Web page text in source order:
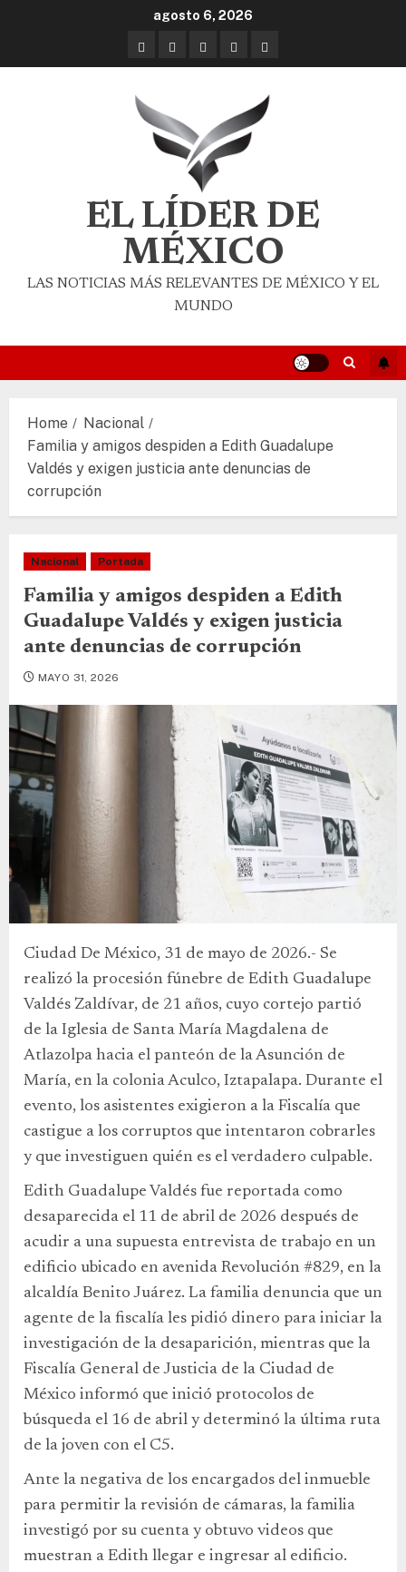
agosto 6, 2026
EL LÍDER DE
MÉXICO
LAS NOTICIAS MÁS RELEVANTES DE MÉXICO Y EL
MUNDO
Home
Nacional
Familia y amigos despiden a Edith Guadalupe
Valdés y exigen justicia ante denuncias de
corrupción
Nacional Portada
Familia y amigos despiden a Edith
Guadalupe Valdés y exigen justicia
ante denuncias de corrupción
MAYO 31, 2026
Ciudad De México, 31 de mayo de 2026.- Se
realizó la procesión fúnebre de Edith Guadalupe
Valdés Zaldívar, de 21 años, cuyo cortejo partió
de la Iglesia de Santa María Magdalena de
Atlazolpa hacia el panteón de la Asunción de
María, en la colonia Aculco, Iztapalapa. Durante el
evento, los asistentes exigieron a la Fiscalía que
castigue a los corruptos que intentaron cobrarles
y que investiguen quién es el verdadero culpable.
Edith Guadalupe Valdés fue reportada como
desaparecida el 11 de abril de 2026 después de
acudir a una supuesta entrevista de trabajo en un
edificio ubicado en avenida Revolución #829, en la
alcaldía Benito Juárez. La familia denuncia que un
agente de la fiscalía les pidió dinero para iniciar la
investigación de la desaparición, mientras que la
Fiscalía General de Justicia de la Ciudad de
México informó que inició protocolos de
búsqueda el 16 de abril y determinó la última ruta
de la joven con el C5.
Ante la negativa de los encargados del inmueble
para permitir la revisión de cámaras, la familia
investigó por su cuenta y obtuvo videos que
muestran a Edith llegar e ingresar al edificio.